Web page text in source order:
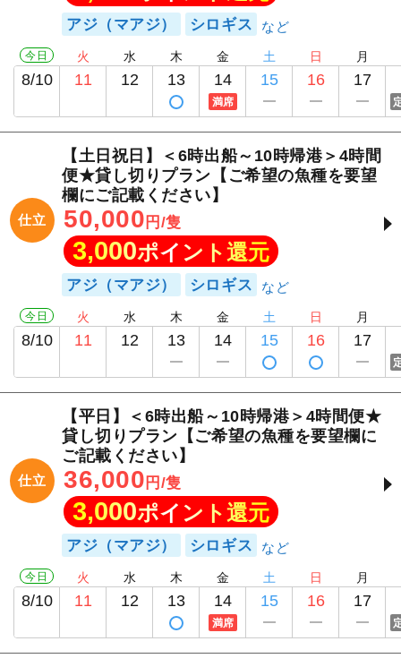
アジ（マアジ） シロギス
今日
8/10
火
11
水
12
木
13
金
14
満席
土
15
日
16
月
17
仕立
【土日祝日】＜6時出船～10時帰港＞4時間
便★貸し切りプラン【ご希望の魚種を要望
欄にご記載ください】
50,000 円/隻
3,000ポイント還元
アジ（マアジ） シロギス
今日
8/10
火
11
水
12
木
13
金
14
土
15
日
16
月
17
仕立
【平日】＜6時出船～10時帰港＞4時間便★
貸し切りプラン【ご希望の魚種を要望欄に
ご記載ください】
36,000 円/隻
3,000ポイント還元
アジ（マアジ） シロギス
今日
8/10
火
11
水
12
木
13
金
14
満席
土
15
日
16
月
17